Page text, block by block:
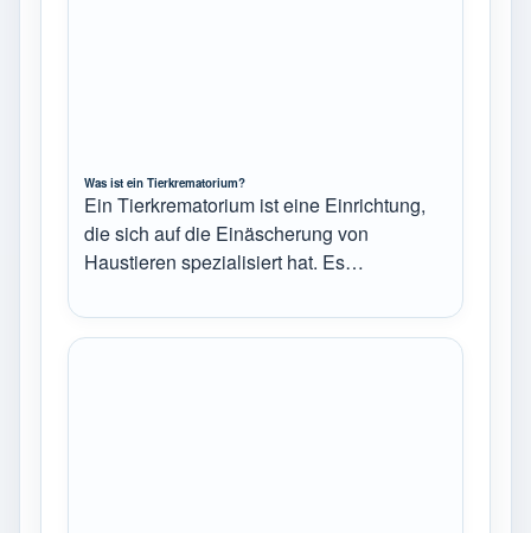
Was ist ein Tierkrematorium?
Ein Tierkrematorium ist eine Einrichtung,
die sich auf die Einäscherung von
Haustieren spezialisiert hat. Es…